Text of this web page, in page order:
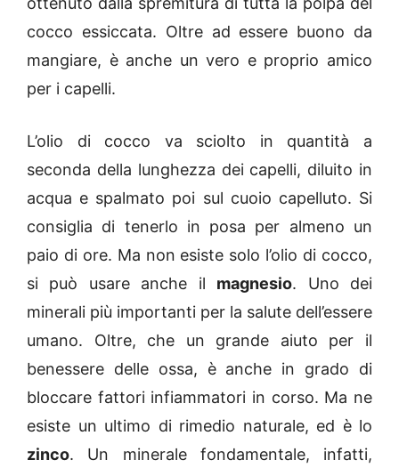
cocco essiccata. Oltre ad essere buono da
mangiare, è anche un vero e proprio amico
per i capelli.
L’olio di cocco va sciolto in quantità a
seconda della lunghezza dei capelli, diluito in
acqua e spalmato poi sul cuoio capelluto. Si
consiglia di tenerlo in posa per almeno un
paio di ore. Ma non esiste solo l’olio di cocco,
si può usare anche il magnesio. Uno dei
minerali più importanti per la salute dell’essere
umano. Oltre, che un grande aiuto per il
benessere delle ossa, è anche in grado di
bloccare fattori infiammatori in corso. Ma ne
esiste un ultimo di rimedio naturale, ed è lo
zinco. Un minerale fondamentale, infatti,